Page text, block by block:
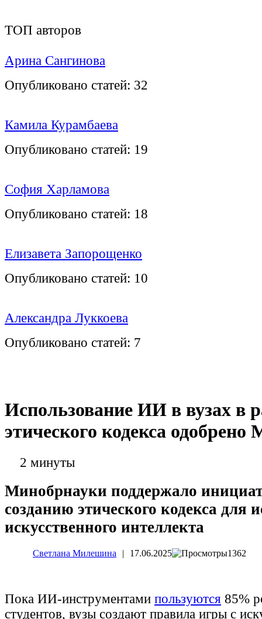
ТОП авторов
Арина Сангинова
Опубликовано статей: 32
Камила Курамбаева
Опубликовано статей: 19
София Харламова
Опубликовано статей: 18
Елизавета Запорощенко
Опубликовано статей: 10
Александра Луккоева
Опубликовано статей: 7
Использование ИИ в вузах в
этического кодекса
2 минуты
Минобрнауки поддержало
созданию этического кодекса для
искусственного интеллекта
Светлана Милешина | 17.06.2025 1362
Пока ИИ-инструментами пользуются 85%
студентов, вузы создают правила игры с